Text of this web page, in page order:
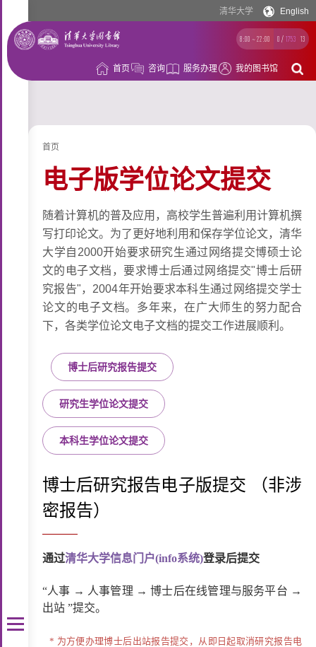
清华大学 English
8:00 ~ 22:00 0 / 1753 13
首页 咨询 服务办理 我的图书馆
阅
首页
电子版学位论文提交
随着计算机的普及应用，高校学生普遍利用计算机撰
写打印论文。为了更好地利用和保存学位论文，清华
大学自2000开始要求研究生通过网络提交博硕士论
文的电子文档，要求博士后通过网络提交"博士后研
究报告"，2004年开始要求本科生通过网络提交学士
论文的电子文档。多年来，在广大师生的努力配合
下，各类学位论文电子文档的提交工作进展顺利。
博士后研究报告提交
研究生学位论文提交
本科生学位论文提交
博士后研究报告电子版提交 （非涉
密报告）
通过清华大学信息门户(info系统)登录后提交
“人事 → 人事管理 → 博士后在线管理与服务平台 →
出站 ”提交。
* 为方便办理博士后出站报告提交，从即日起取消研究报告电